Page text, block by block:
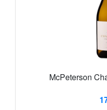
McPeterson